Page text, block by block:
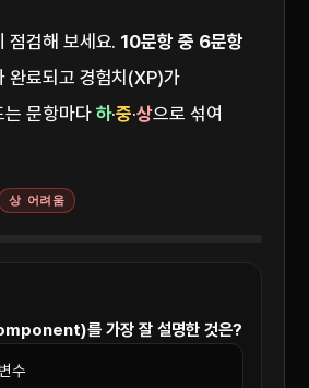
점검해 보세요. 10문항 중 6문항
완료되고 경험치(XP)가
는 문항마다 하·중·상으로 섞여
상 어려움
를 가장 잘 설명한 것은?
수